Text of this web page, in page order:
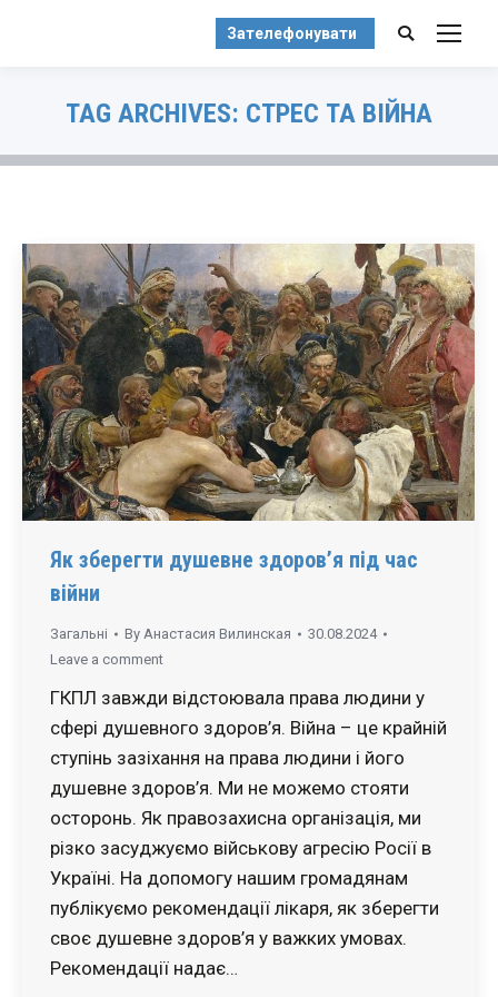
Зателефонувати Search:
TAG ARCHIVES: СТРЕС ТА ВІЙНА
Як зберегти душевне здоров’я під час
війни
Загальні By Анастасия Вилинская
30.08.2024
Leave a comment
ГКПЛ завжди відстоювала права людини у
сфері душевного здоров’я. Війна – це крайній
ступінь зазіхання на права людини і його
душевне здоров’я. Ми не можемо стояти
осторонь. Як правозахисна організація, ми
різко засуджуємо військову агресію Росії в
Україні. На допомогу нашим громадянам
публікуємо рекомендації лікаря, як зберегти
своє душевне здоров’я у важких умовах.
Рекомендації надає…